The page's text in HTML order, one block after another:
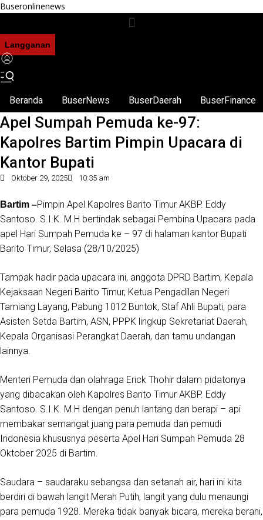
Buseronlinenews
Langganan
Beranda BuserNews BuserDaerah BuserFinance
Apel Sumpah Pemuda ke-97:
Kapolres Bartim Pimpin Upacara di
Kantor Bupati
Oktober 29, 2025 10:35 am
Bartim –Pimpin Apel Kapolres Barito Timur AKBP. Eddy
Santoso. S.I.K. M.H bertindak sebagai Pembina Upacara pada
apel Hari Sumpah Pemuda ke – 97 di halaman kantor Bupati
Barito Timur, Selasa (28/10/2025)
Tampak hadir pada upacara ini, anggota DPRD Bartim, Kepala
Kejaksaan Negeri Barito Timur, Ketua Pengadilan Negeri
Tamiang Layang, Pabung 1012 Buntok, Staf Ahli Bupati, para
Asisten Setda Bartim, ASN, PPPK lingkup Sekretariat Daerah,
Kepala Organisasi Perangkat Daerah, dan tamu undangan
lainnya.
Menteri Pemuda dan olahraga Erick Thohir dalam pidatonya
yang dibacakan oleh Kapolres Barito Timur AKBP. Eddy
Santoso. S.I.K. M.H dengan penuh lantang dan berapi – api
membakar semangat juang para pemuda dan pemudi
Indonesia khususnya peserta Apel Hari Sumpah Pemuda 28
Oktober 2025 di Bartim.
Saudara – saudaraku sebangsa dan setanah air, hari ini kita
berdiri di bawah langit Merah Putih, langit yang dulu menaungi
para pemuda 1928. Mereka tidak banyak bicara, mereka berani,